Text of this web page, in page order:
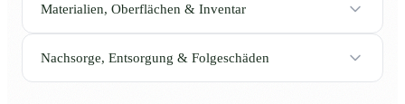
Materialien, Oberflächen & Inventar
Nachsorge, Entsorgung & Folgeschäden